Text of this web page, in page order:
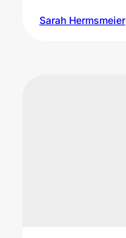
Sarah Hermsmeier|